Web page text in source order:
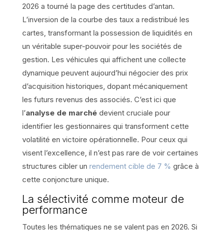
2026 a tourné la page des certitudes d’antan.
L’inversion de la courbe des taux a redistribué les
cartes, transformant la possession de liquidités en
un véritable super-pouvoir pour les sociétés de
gestion. Les véhicules qui affichent une collecte
dynamique peuvent aujourd’hui négocier des prix
d’acquisition historiques, dopant mécaniquement
les futurs revenus des associés. C’est ici que
l’analyse de marché devient cruciale pour
identifier les gestionnaires qui transforment cette
volatilité en victoire opérationnelle. Pour ceux qui
visent l’excellence, il n’est pas rare de voir certaines
structures cibler un rendement cible de 7 % grâce à
cette conjoncture unique.
La sélectivité comme moteur de
performance
Toutes les thématiques ne se valent pas en 2026. Si